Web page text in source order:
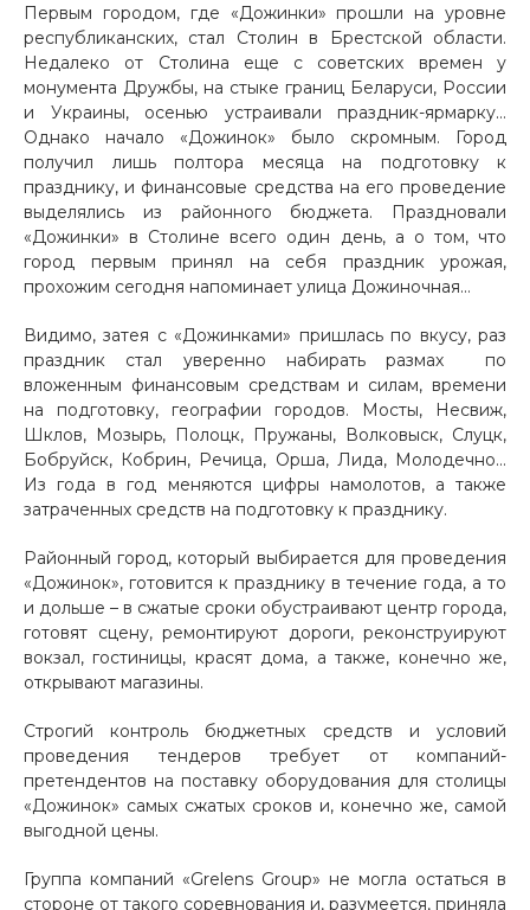
Первым городом, где «Дожинки» прошли на уровне
республиканских, стал Столин в Брестской области.
Недалеко от Столина еще с советских времен у
монумента Дружбы, на стыке границ Беларуси, России
и Украины, осенью устраивали праздник-ярмарку…
Однако начало «Дожинок» было скромным. Город
получил лишь полтора месяца на подготовку к
празднику, и финансовые средства на его проведение
выделялись из районного бюджета. Праздновали
«Дожинки» в Столине всего один день, а о том, что
город первым принял на себя праздник урожая,
прохожим сегодня напоминает улица Дожиночная…
Видимо, затея с «Дожинками» пришлась по вкусу, раз
праздник стал уверенно набирать размах по
вложенным финансовым средствам и силам, времени
на подготовку, географии городов. Мосты, Несвиж,
Шклов, Мозырь, Полоцк, Пружаны, Волковыск, Слуцк,
Бобруйск, Кобрин, Речица, Орша, Лида, Молодечно…
Из года в год меняются цифры намолотов, а также
затраченных средств на подготовку к празднику.
Районный город, который выбирается для проведения
«Дожинок», готовится к празднику в течение года, а то
и дольше – в сжатые сроки обустраивают центр города,
готовят сцену, ремонтируют дороги, реконструируют
вокзал, гостиницы, красят дома, а также, конечно же,
открывают магазины.
Строгий контроль бюджетных средств и условий
проведения тендеров требует от компаний-
претендентов на поставку оборудования для столицы
«Дожинок» самых сжатых сроков и, конечно же, самой
выгодной цены.
Группа компаний «Grelens Group» не могла остаться в
стороне от такого соревнования и, разумеется, приняла